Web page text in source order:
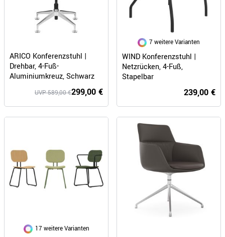
ARICO Konferenzstuhl |
Drehbar, 4-Fuß-
Aluminiumkreuz, Schwarz
299,00 €
UVP 589,00 €
7 weitere Varianten
WIND Konferenzstuhl |
Netzrücken, 4-Fuß,
Stapelbar
239,00 €
17 weitere Varianten